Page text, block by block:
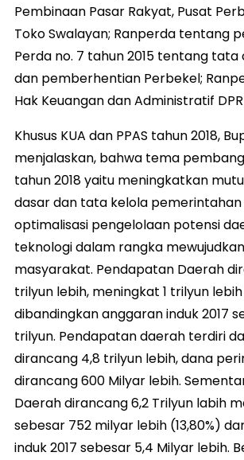
Pembinaan Pasar Rakyat, Pusat
Toko Swalayan; Ranperda tentang
Perda no. 7 tahun 2015 tentang
dan pemberhentian Perbekel;
Hak Keuangan dan Administratif
Khusus KUA dan PPAS tahun 2018,
menjalaskan, bahwa tema
tahun 2018 yaitu meningkatkan
dasar dan tata kelola
optimalisasi pengelolaan potensi
teknologi dalam rangka
masyarakat. Pendapatan Daerah
trilyun lebih, meningkat 1 trilyun lebih
dibandingkan anggaran induk 2017
trilyun. Pendapatan daerah terdiri
dirancang 4,8 trilyun lebih, dana
dirancang 600 Milyar lebih.
Daerah dirancang 6,2 Trilyun labih
sebesar 752 milyar lebih (13,80%)
induk 2017 sebesar 5,4 Milyar lebih.